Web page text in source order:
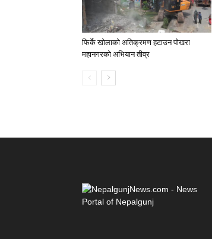
फिर्के खोलाको अतिक्रमण हटाउन पोखरा
महानगरको अभियान तीव्र